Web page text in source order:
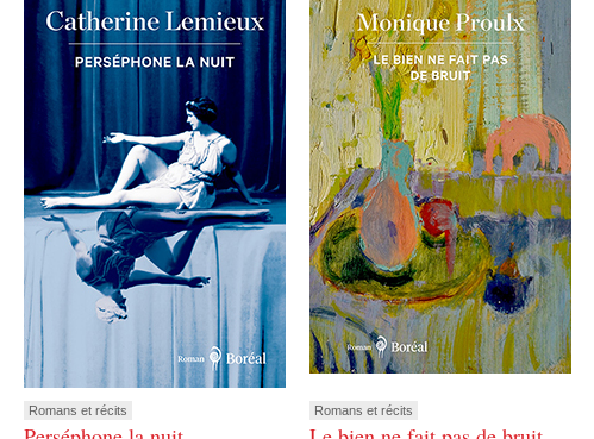
Romans et récits Romans et récits